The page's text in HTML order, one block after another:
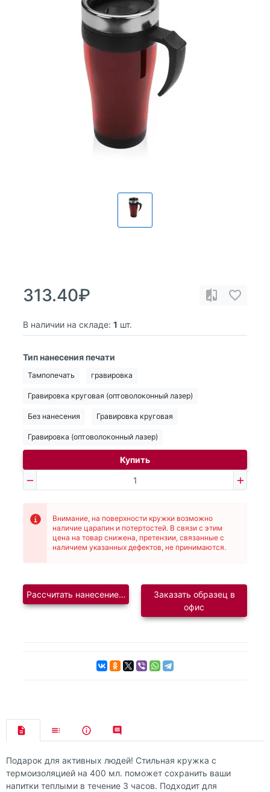
313.40₽
В наличии на складе: 1 шт.
Тип нанесения печати
Тампопечать гравировка
Гравировка круговая (оптоволоконный лазер)
Без нанесения Гравировка круговая
Гравировка (оптоволоконный лазер)
Купить
Внимание, на поверхности кружки возможно
наличие царапин и потертостей. В связи с этим
цена на товар снижена, претензии, связанные с
наличием указанных дефектов, не принимаются.
Рассчитать нанесение логотипаЗаказать образец в
офис
Подарок для активных людей! Стильная кружка с
термоизоляцией на 400 мл. поможет сохранить ваши
напитки теплыми в течение 3 часов. Подходит для